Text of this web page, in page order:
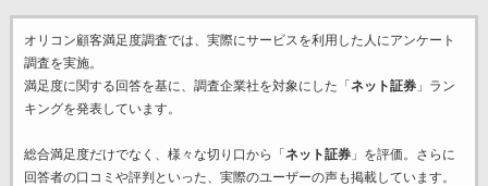
オリコン顧客満足度調査では、実際にサービスを利用した 人にアンケート
調査を実施。
満足度に関する回答を基に、調査企業社を対象にした「 ネット証券」ラン
キングを発表しています。
総合満足度だけでなく、様々な切り口から「 ネット証券」を評価。さらに
回答者の口コミや評判といった、実際のユーザーの声も掲載しています。